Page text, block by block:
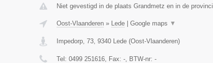
Niet gevestigd in de plaats Grandmetz en in de
Oost-Vlaanderen» Lede| Google maps ▼
Impedorp, 73, 9340 Lede(Oost-Vlaanderen)
Tel: 0499 251616, Fax: -, BTW-nr: -